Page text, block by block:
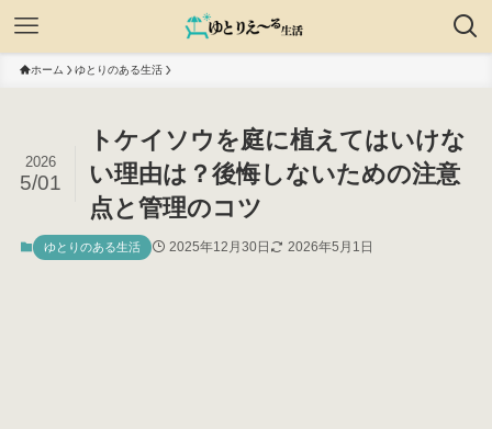
ホーム ゆとりのある生活
トケイソウを庭に植えてはいけな
い理由は？後悔しないための注意
点と管理のコツ
2026
5/01
ゆとりのある生活 2025年12月30日 2026年5月1日